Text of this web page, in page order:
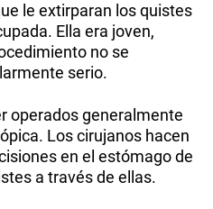
le extirparan los quistes
Ella era joven,
no se
serio.
operados generalmente
Los cirujanos hacen
en el estómago de
a través de ellas.